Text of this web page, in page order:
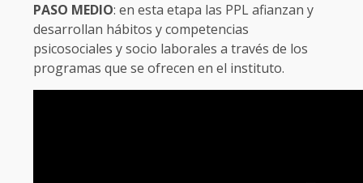
PASO MEDIO: en esta etapa las PPL afianzan y
desarrollan hábitos y competencias
psicosociales y socio laborales a través de los
programas que se ofrecen en el instituto.